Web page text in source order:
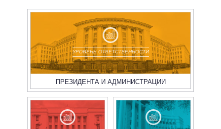
УРОВЕНЬ ОТВЕТСТВЕННОСТИ
ПРЕЗИДЕНТА И АДМИНИСТРАЦИИ